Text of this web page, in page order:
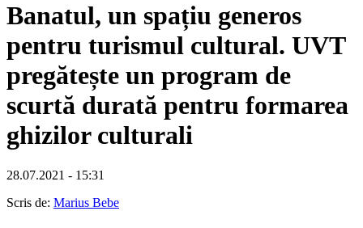
Banatul, un spațiu generos
pentru turismul cultural. UVT
pregătește un program de
scurtă durată pentru formarea
ghizilor culturali
28.07.2021 - 15:31
Scris de: Marius Bebe